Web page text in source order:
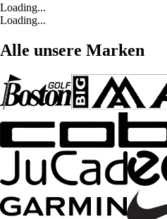
Loading...
Loading...
Alle unsere Marken